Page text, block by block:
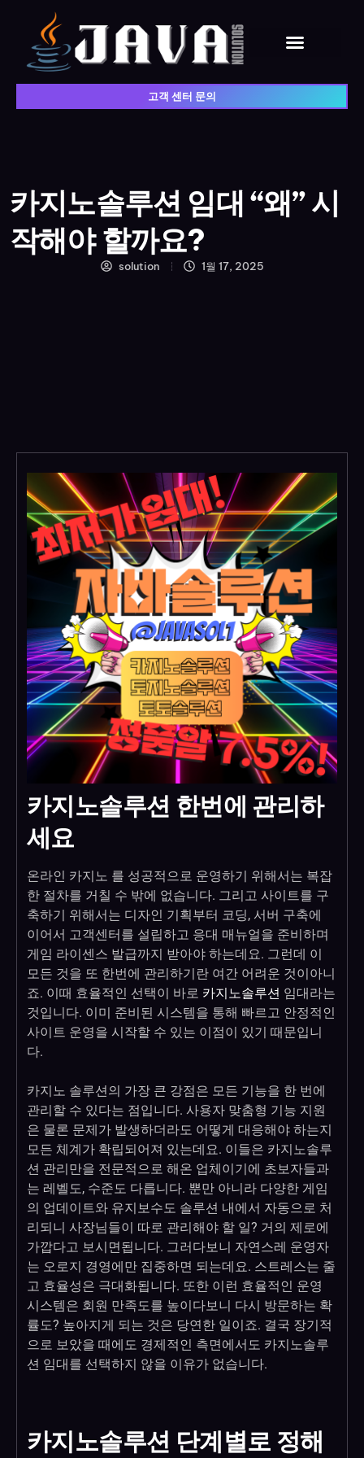
고객 센터 문의
카지노솔루션 임대 “왜” 시
작해야 할까요?
solution 1월 17, 2025
카지노솔루션 한번에 관리하
세요
온라인 카지노 를 성공적으로 운영하기 위해서는 복잡
한 절차를 거칠 수 밖에 없습니다. 그리고 사이트를 구
축하기 위해서는 디자인 기획부터 코딩, 서버 구축에
이어서 고객센터를 설립하고 응대 매뉴얼을 준비하며
게임 라이센스 발급까지 받아야 하는데요. 그런데 이
모든 것을 또 한번에 관리하기란 여간 어려운 것이아니
죠. 이때 효율적인 선택이 바로 카지노솔루션 임대라는
것입니다. 이미 준비된 시스템을 통해 빠르고 안정적인
사이트 운영을 시작할 수 있는 이점이 있기 때문입니
다.
카지노 솔루션의 가장 큰 강점은 모든 기능을 한 번에
관리할 수 있다는 점입니다. 사용자 맞춤형 기능 지원
은 물론 문제가 발생하더라도 어떻게 대응해야 하는지
모든 체계가 확립되어져 있는데요. 이들은 카지노솔루
션 관리만을 전문적으로 해온 업체이기에 초보자들과
는 레벨도, 수준도 다릅니다. 뿐만 아니라 다양한 게임
의 업데이트와 유지보수도 솔루션 내에서 자동으로 처
리되니 사장님들이 따로 관리해야 할 일? 거의 제로에
가깝다고 보시면됩니다. 그러다보니 자연스레 운영자
는 오로지 경영에만 집중하면 되는데요. 스트레스는 줄
고 효율성은 극대화됩니다. 또한 이런 효율적인 운영
시스템은 회원 만족도를 높이다보니 다시 방문하는 확
률도? 높아지게 되는 것은 당연한 일이죠. 결국 장기적
으로 보았을 때에도 경제적인 측면에서도 카지노솔루
션 임대를 선택하지 않을 이유가 없습니다.
카지노솔루션 단계별로 정해